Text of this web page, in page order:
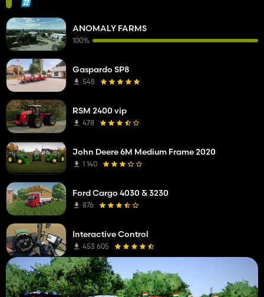
ANOMALY FARMS
100%
Gaspardo SP8
548
RSM 2400 vip
478
John Deere 6M Medium Frame 2020
1 140
Ford Cargo 4030 & 3230
876
Interactive Control
453 605